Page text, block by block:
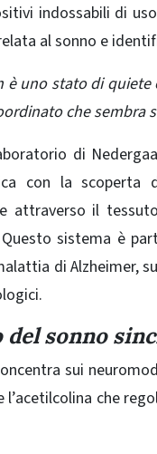
indossabili di
al sonno e
è uno stato di quiete
che sembra
di
con la scoperta
attraverso il
sistema è
di Alzheimer,
del sonno
sui
l’acetilcolina che